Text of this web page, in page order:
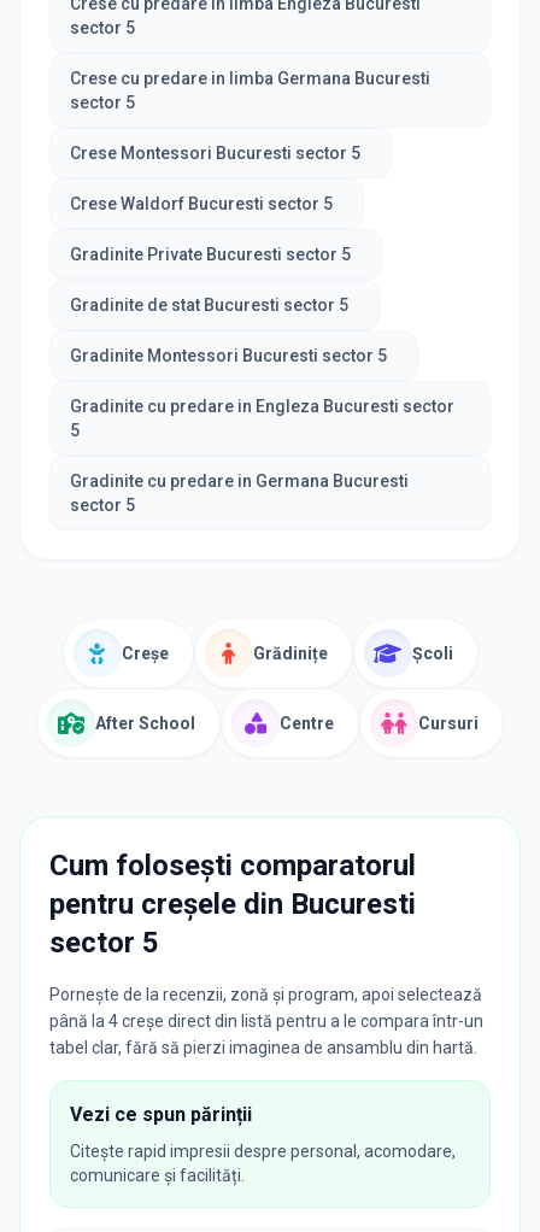
sector 5
Crese cu predare in limba Germana Bucuresti
sector 5
Crese Montessori Bucuresti sector 5
Crese Waldorf Bucuresti sector 5
Gradinite Private Bucuresti sector 5
Gradinite de stat Bucuresti sector 5
Gradinite Montessori Bucuresti sector 5
Gradinite cu predare in Engleza Bucuresti sector
5
Gradinite cu predare in Germana Bucuresti
sector 5
Creșe Grădinițe Școli
After School Centre Cursuri
Cum folosești comparatorul
pentru creșele din Bucuresti
sector 5
Pornește de la recenzii, zonă și program, apoi selectează
până la 4 creșe direct din listă pentru a le compara într-un
tabel clar, fără să pierzi imaginea de ansamblu din hartă.
Vezi ce spun părinții
Citește rapid impresii despre personal, acomodare,
comunicare și facilități.